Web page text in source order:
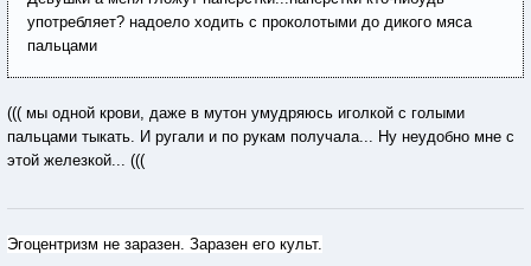
употребляет? надоело ходить с проколотыми до дикого мяса
пальцами
((( мы одной крови, даже в мутон умудряюсь иголкой с голыми
пальцами тыкать. И ругали и по рукам получала... Ну неудобно мне с
этой железкой... (((
Эгоцентризм не заразен. Заразен его культ.